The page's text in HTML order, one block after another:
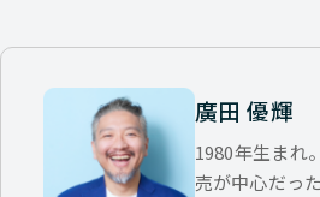
廣田 優輝
1980年生まれ
売が中心だっ